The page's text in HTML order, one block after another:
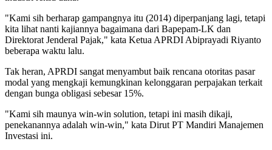
"Kami sih berharap gampangnya itu (2014) diperpanjang lagi, tetapi
kita lihat nanti kajiannya bagaimana dari Bapepam-LK dan
Direktorat Jenderal Pajak," kata Ketua APRDI Abiprayadi Riyanto
beberapa waktu lalu.
Tak heran, APRDI sangat menyambut baik rencana otoritas pasar
modal yang mengkaji kemungkinan kelonggaran perpajakan terkait
dengan bunga obligasi sebesar 15%.
"Kami sih maunya win-win solution, tetapi ini masih dikaji,
penekanannya adalah win-win," kata Dirut PT Mandiri Manajemen
Investasi ini.